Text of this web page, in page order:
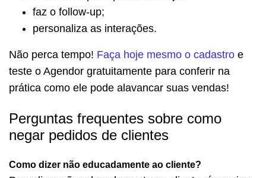
faz o follow-up;
personaliza as interações.
Não perca tempo! Faça hoje mesmo o cadastro e
teste o Agendor gratuitamente para conferir na
prática como ele pode alavancar suas vendas!
Perguntas frequentes sobre como
negar pedidos de clientes
Como dizer não educadamente ao cliente?